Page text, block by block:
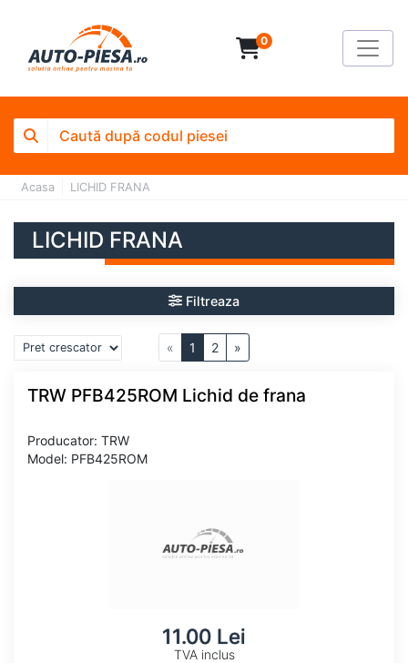
0
Acasa LICHID FRANA
LICHID FRANA
Filtreaza
« 1 2 »
TRW PFB425ROM Lichid de frana
Producator: TRW
Model: PFB425ROM
11.00 Lei
TVA inclus